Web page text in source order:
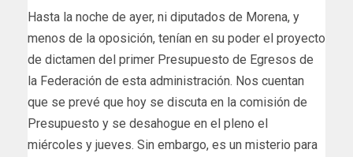
Hasta la noche de ayer, ni diputados de Morena, y
menos de la oposición, tenían en su poder el proyecto
de dictamen del primer Presupuesto de Egresos de
la Federación de esta administración. Nos cuentan
que se prevé que hoy se discuta en la comisión de
Presupuesto y se desahogue en el pleno el
miércoles y jueves. Sin embargo, es un misterio para